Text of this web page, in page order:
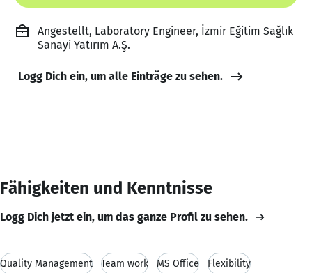
Angestellt, Laboratory Engineer, İzmir Eğitim Sağlık
Sanayi Yatırım A.Ş.
Logg Dich ein, um alle Einträge zu sehen.
Fähigkeiten und Kenntnisse
Logg Dich jetzt ein, um das ganze Profil zu sehen.
Quality Management Team work MS Office Flexibility